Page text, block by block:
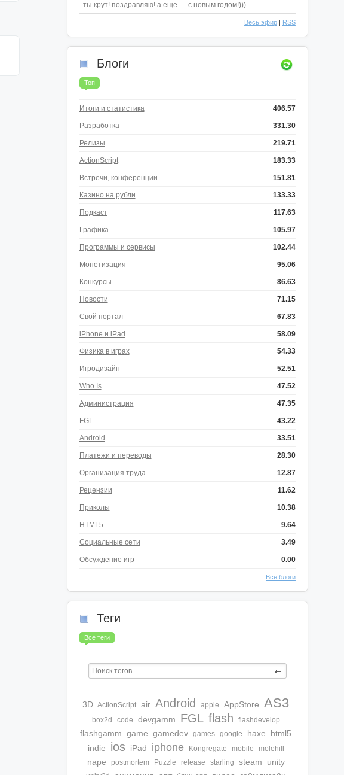
ты крут! поздравляю! а еще — с новым годом!)))
Весь эфир| RSS
Блоги
Топ
Итоги и статистика 406.57
Разработка 331.30
Релизы 219.71
ActionScript 183.33
Встречи, конференции 151.81
Казино на рубли 133.33
Подкаст 117.63
Графика 105.97
Программы и сервисы 102.44
Монетизация 95.06
Конкурсы 86.63
Новости 71.15
Свой портал 67.83
iPhone и iPad 58.09
Физика в играх 54.33
Игродизайн 52.51
Who Is 47.52
Администрация 47.35
FGL 43.22
Android 33.51
Платежи и переводы 28.30
Организация труда 12.87
Рецензии 11.62
Приколы 10.38
HTML5 9.64
Социальные сети 3.49
Обсуждение игр 0.00
Все блоги
Теги
Все теги
3D ActionScript air Android apple AppStore AS3
box2d code devgamm FGL flash flashdevelop
flashgamm game gamedev games google haxe
html5
indie
ios iPad iphone Kongregate mobile molehill
nape postmortem Puzzle release starling steam unity